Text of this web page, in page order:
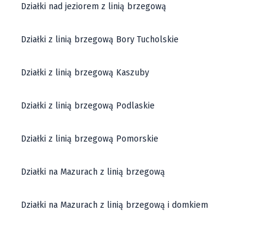
Działki nad jeziorem z linią brzegową
Działki z linią brzegową Bory Tucholskie
Działki z linią brzegową Kaszuby
Działki z linią brzegową Podlaskie
Działki z linią brzegową Pomorskie
Działki na Mazurach z linią brzegową
Działki na Mazurach z linią brzegową i domkiem